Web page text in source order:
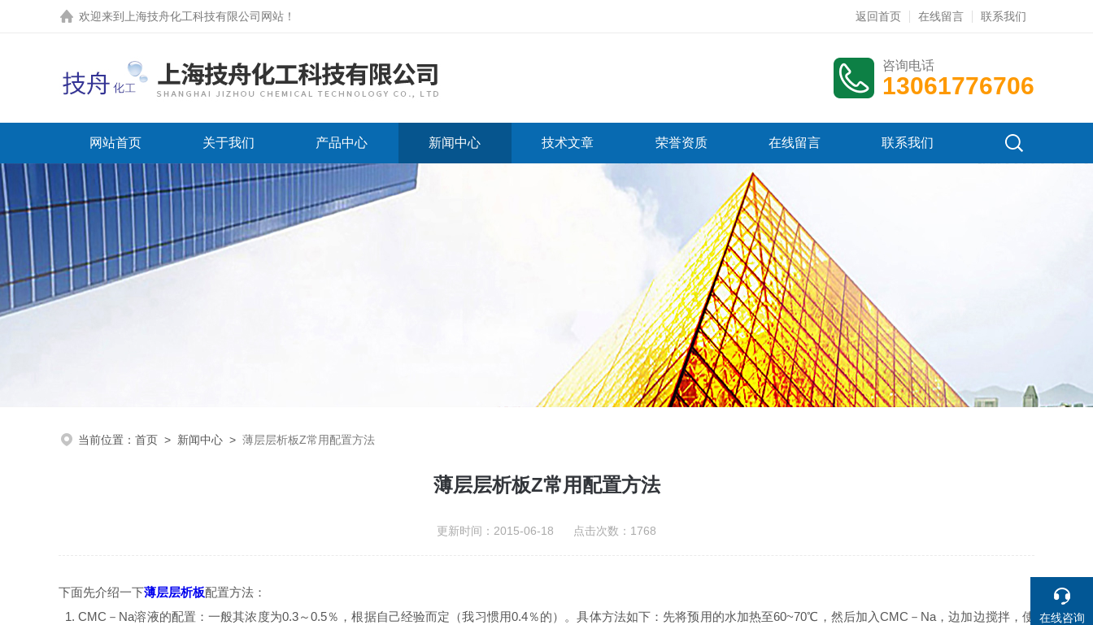
欢迎来到上海技舟化工科技有限公司网站！ 返回首页 在线留言 联系我们
咨询电话
13061776706
网站首页 关于我们 产品中心 新闻中心 技术文章 荣誉资质 在线留言 联系我们
当前位置： 首页 > 新闻中心 > 薄层层析板Z常用配置方法
薄层层析板Z常用配置方法
更新时间：2015-06-18 点击次数：1768
下面先介绍一下薄层层析板配置方法：
1. CMC－Na溶液的配置：一般其浓度为0.3～0.5％，根据自己经验而定（我习惯用0.4％的）。具体方法如下：先将预用的水加热至60~70℃，然后加入CMC－Na，边加边搅拌，使
在线咨询